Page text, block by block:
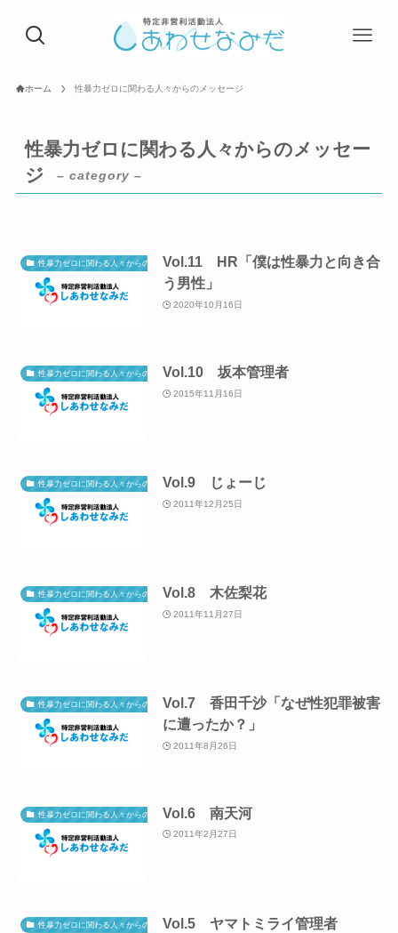
ホーム 性暴力ゼロに関わる人々からのメッセージ
性暴力ゼロに関わる人々からのメッセー
ジ
– category –
性暴力ゼロに関わる人々からのメッセージVol.11 HR「僕は性暴力と向き合
う男性」
2020年10月16日
性暴力ゼロに関わる人々からのメッセージVol.10 坂本管理者
2015年11月16日
性暴力ゼロに関わる人々からのメッセージVol.9 じょーじ
2011年12月25日
性暴力ゼロに関わる人々からのメッセージVol.8 木佐梨花
2011年11月27日
性暴力ゼロに関わる人々からのメッセージVol.7 香田千沙「なぜ性犯罪被害
に遭ったか？」
2011年8月26日
性暴力ゼロに関わる人々からのメッセージVol.6 南天河
2011年2月27日
性暴力ゼロに関わる人々からのメッセージVol.5 ヤマトミライ管理者